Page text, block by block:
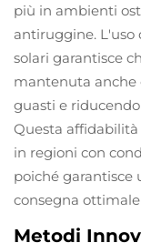
più in ambienti
antiruggine. L'uso
solari garantisce
mantenuta anche
guasti e
Questa
in regioni con
poiché garantisce
consegna
Metodi